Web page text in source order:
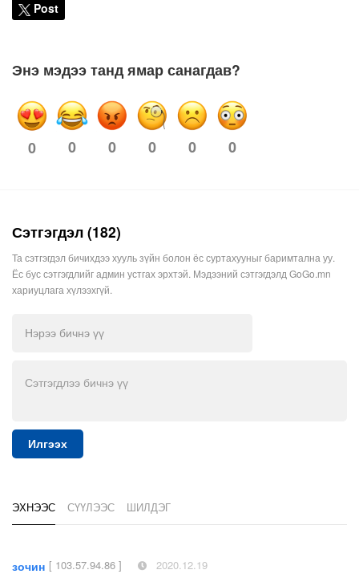
Post
Энэ мэдээ танд ямар санагдав?
0 0 0 0 0 0
Сэтгэгдэл (182)
Та сэтгэгдэл бичихдээ хууль зүйн болон ёс суртахууныг баримтална уу.
Ёс бус сэтгэгдлийг админ устгах эрхтэй. Мэдээний сэтгэгдэлд GoGo.mn
хариуцлага хүлээхгүй.
Илгээх
ЭХНЭЭС СҮҮЛЭЭС ШИЛДЭГ
зочин [ 103.57.94.86 ] 2020.12.19